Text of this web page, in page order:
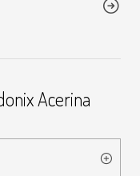
Acerina